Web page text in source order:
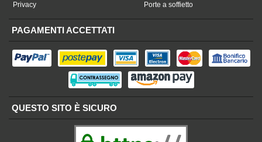
Privacy Porte a soffietto
PAGAMENTI ACCETTATI
QUESTO SITO È SICURO